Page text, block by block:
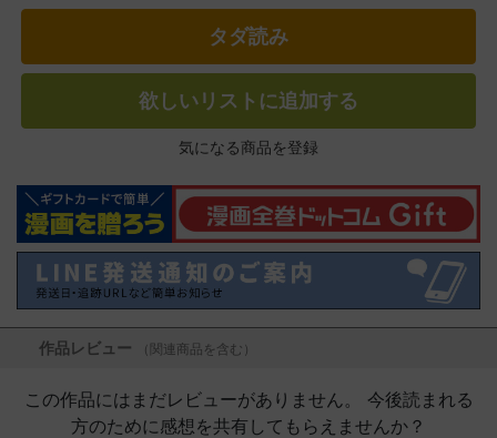
タダ読み
欲しいリストに追加する
気になる商品を登録
作品レビュー （関連商品を含む）
この作品にはまだレビューがありません。 今後読まれる
方のために感想を共有してもらえませんか？